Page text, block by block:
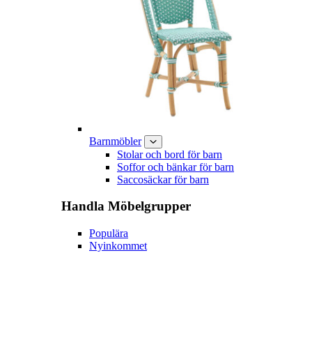
Barnmöbler
Stolar och bord för barn
Soffor och bänkar för barn
Saccosäckar för barn
Handla Möbelgrupper
Populära
Nyinkommet